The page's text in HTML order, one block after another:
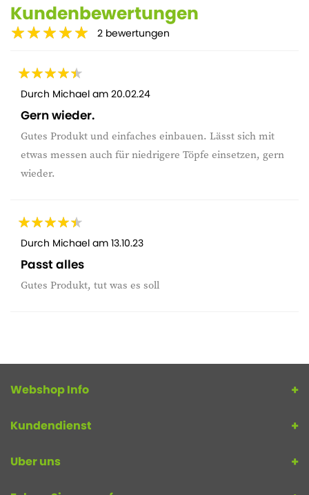
Kundenbewertungen
2 bewertungen
Durch Michael am 20.02.24
Gern wieder.
Gutes Produkt und einfaches einbauen. Lässt sich mit
etwas messen auch für niedrigere Töpfe einsetzen, gern
wieder.
Durch Michael am 13.10.23
Passt alles
Gutes Produkt, tut was es soll
Webshop Info
Kundendienst
Uber uns